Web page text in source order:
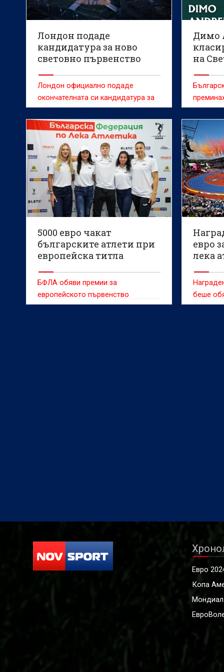
Лондон подаде
кандидатура за ново
световно първенство
Лондон официално подаде
окончателната си кандидатура за
домакинство на световното
първенство по лека атлетика през
2029 година.
Димо
на
5000 евро чакат
българските атлети при
европейска титла
БФЛА обяви премии за
европейското първенство
евро
лека
беше
Евро
Копа